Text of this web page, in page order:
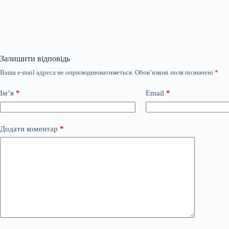
Залишити відповідь
Ваша e-mail адреса не оприлюднюватиметься. Обов’язкові поля позначені *
Ім’я * Email *
Додати коментар *